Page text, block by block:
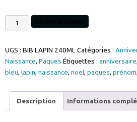
quantité
de
lapin
gravure
prénom
rose
UGS : BIB LAPIN 240MLCatégories :
Naissance, Paques Étiquettes : anniversaire,
bleu, lapin, naissance, noel, paques, prénom,
Description Informations